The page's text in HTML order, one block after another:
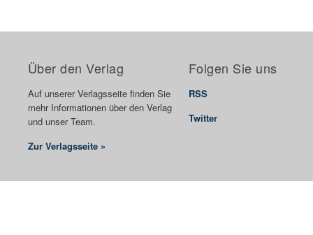
Über den Verlag
Auf unserer Verlagsseite finden Sie
mehr Informationen über den Verlag
und unser Team.
Zur Verlagsseite »
Folgen Sie uns
RSS
Twitter